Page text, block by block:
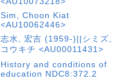
Sim, Choon Kiat
<AU10062446>
志水, 宏吉 (1959-)||シミズ,
コウキチ <AU00011431>
History and conditions of
education NDC8:372.2